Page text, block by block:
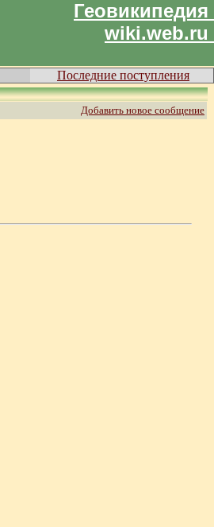
Геовикипедия
wiki.web.ru
Последние поступления
Добавить новое сообщение